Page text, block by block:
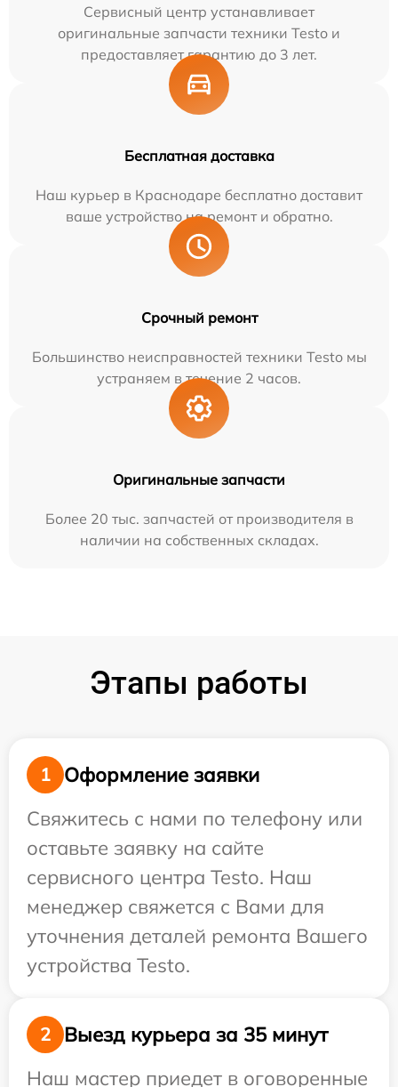
Сервисный центр устанавливает
оригинальные запчасти техники Testo и
предоставляет гарантию до 3 лет.
Бесплатная доставка
Наш курьер в Краснодаре бесплатно доставит
ваше устройство на ремонт и обратно.
Срочный ремонт
Большинство неисправностей техники Testo мы
устраняем в течение 2 часов.
Оригинальные запчасти
Более 20 тыс. запчастей от производителя в
наличии на собственных складах.
Этапы работы
1
Оформление заявки
Свяжитесь с нами по телефону или
оставьте заявку на сайте
сервисного центра Testo. Наш
менеджер свяжется с Вами для
уточнения деталей ремонта Вашего
устройства Testo.
2
Выезд курьера за 35 минут
Наш мастер приедет в оговоренные